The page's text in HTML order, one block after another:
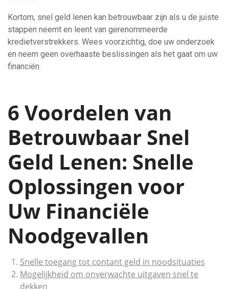
Kortom, snel geld lenen kan betrouwbaar zijn als u de juiste
stappen neemt en leent van gerenommeerde
kredietverstrekkers. Wees voorzichtig, doe uw onderzoek
en neem geen overhaaste beslissingen als het gaat om uw
financiën.
6 Voordelen van
Betrouwbaar Snel
Geld Lenen: Snelle
Oplossingen voor
Uw Financiële
Noodgevallen
Snelle toegang tot contant geld in noodsituaties
Mogelijkheid om onverwachte uitgaven snel te
dekken